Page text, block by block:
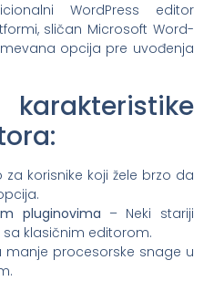
WordPress editor
sličan Microsoft Word-
opcija pre uvođenja
za korisnike koji žele brzo da
pluginovima – Neki stariji
klasičnim editorom.
manje procesorske snage u